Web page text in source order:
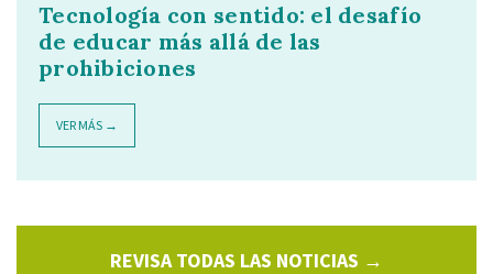
Tecnología con sentido: el desafío
de educar más allá de las
prohibiciones
VER MÁS →
REVISA TODAS LAS NOTICIAS →